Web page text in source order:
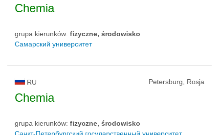
Chemia
grupa kierunków: fizyczne, środowisko
Самарский университет
RU Petersburg, Rosja
Chemia
grupa kierunków: fizyczne, środowisko